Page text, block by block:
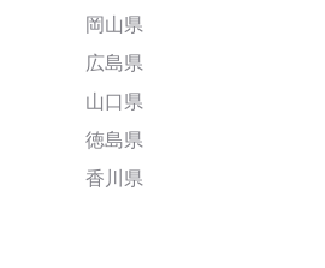
岡山県
広島県
山口県
徳島県
香川県